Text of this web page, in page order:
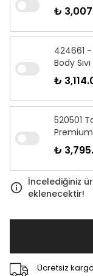
₺
424661
Body
₺
520501
Premium
₺
İncelediğiniz
eklenecektir!
Ücretsiz kargo